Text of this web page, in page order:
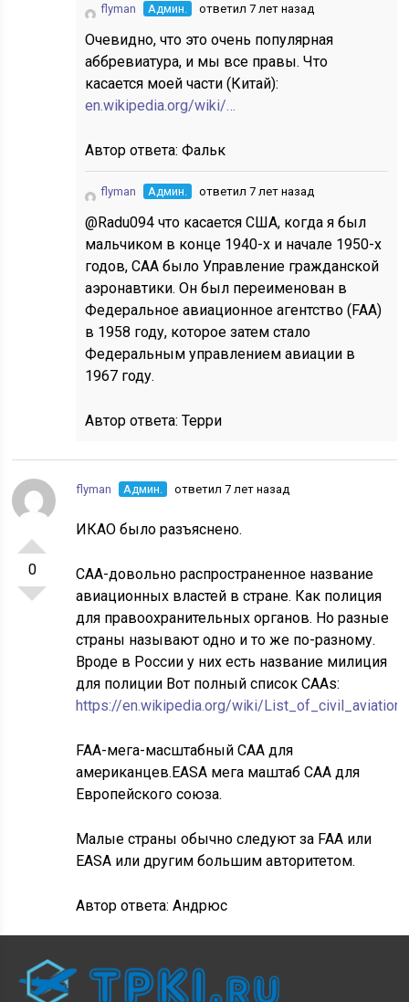
flyman Админ. ответил 7 лет назад
Очевидно, что это очень популярная
аббревиатура, и мы все правы. Что
касается моей части (Китай):
en.wikipedia.org/wiki/…
Автор ответа:Фальк
flyman Админ. ответил 7 лет назад
@Radu094 что касается США, когда я был
мальчиком в конце 1940-х и начале 1950-х
годов, CAA было Управление гражданской
аэронавтики. Он был переименован в
Федеральное авиационное агентство (FAA)
в 1958 году, которое затем стало
Федеральным управлением авиации в
1967 году.
Автор ответа:Терри
0
flyman Админ. ответил 7 лет назад
ИКАО было разъяснено.
CAA-довольно распространенное название
авиационных властей в стране. Как полиция
для правоохранительных органов. Но разные
страны называют одно и то же по-разному.
Вроде в России у них есть название милиция
для полиции Вот полный список CAAs:
https://en.wikipedia.org/wiki/
FAA-мега-масштабный CAA для
американцев.EASA мега маштаб CAA для
Европейского союза.
Малые страны обычно следуют за FAA или
EASA или другим большим авторитетом.
Автор ответа:Андрюс